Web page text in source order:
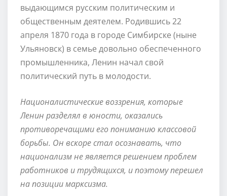
выдающимся русским политическим и
общественным деятелем. Родившись 22
апреля 1870 года в городе Симбирске (ныне
Ульяновск) в семье довольно обеспеченного
промышленника, Ленин начал свой
политический путь в молодости.
Националистические воззрения, которые
Ленин разделял в юности, оказались
противоречащими его пониманию классовой
борьбы. Он вскоре стал осознавать, что
национализм не является решением проблем
работников и трудящихся, и поэтому перешел
на позиции марксизма.